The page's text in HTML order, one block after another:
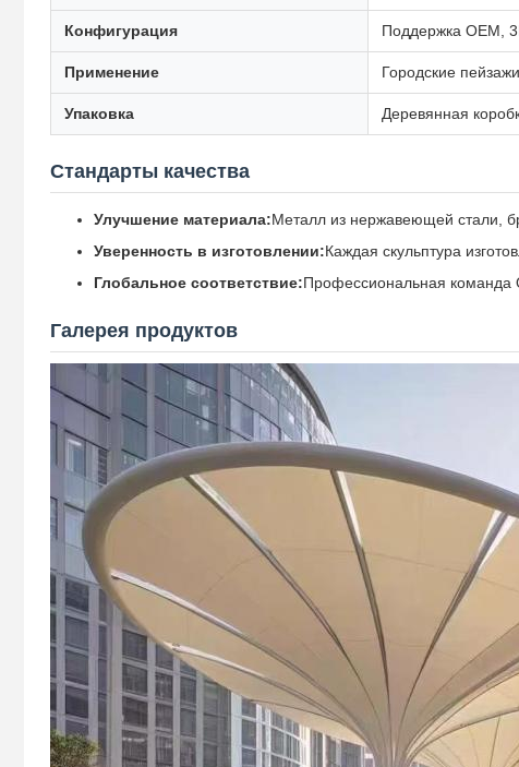
Конфигурация Поддержка OEM,
Применение Городские
Упаковка Деревянная
Стандарты качества
Улучшение материала:Металл из нержавеющей стали,
Уверенность в изготовлении:Каждая скульптура
Глобальное соответствие:Профессиональная команда
Галерея продуктов